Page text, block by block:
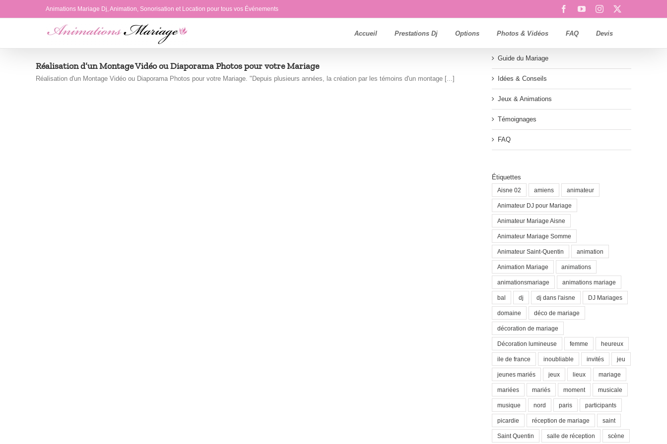
Animations Mariage Dj, Animation, Sonorisation et Location pour tous vos Événements FacebookYouTubeInstagram
Accueil Prestations Dj Options Photos & Vidéos FAQ Devis
Réalisation d’un Montage Vidéo ou Diaporama Photos pour votre Mariage
Réalisation d'un Montage Vidéo ou Diaporama Photos pour votre Mariage. "Depuis plusieurs années, la création par les témoins d'un montage [...]
Guide du Mariage
Idées & Conseils
Jeux & Animations
Témoignages
FAQ
Étiquettes
Aisne 02 amiens animateur
Animateur DJ pour Mariage
Animateur Mariage Aisne
Animateur Mariage Somme
Animateur Saint-Quentin animation
Animation Mariage animations
animationsmariage animations mariage
bal dj dj dans l'aisne DJ Mariages
domaine déco de mariage
décoration de mariage
Décoration lumineuse femme heureux
ile de france inoubliable invités jeu
jeunes mariés jeux lieux mariage
mariées mariés moment musicale
musique nord paris participants
picardie réception de mariage saint
Saint Quentin salle de réception scène